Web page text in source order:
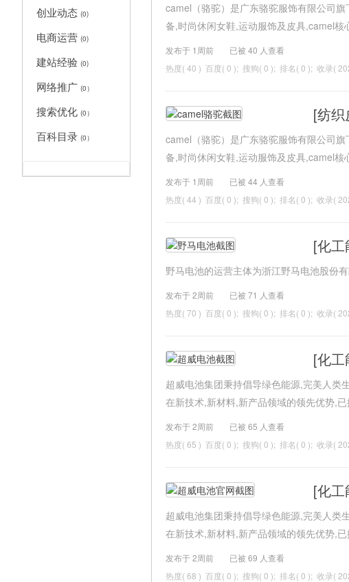
camel（骆驼）是广东骆驼服饰有限公司
备,时尚休闲女鞋,运动服饰及皮具,camel核
发布于 1周前 已被 40 人查看
热度( 40 ) 百度( 0 ); 搜狗( 0 ); 排名( 0 ); 收录(
[纺织
camel（骆驼）是广东骆驼服饰有限公司
备,时尚休闲女鞋,运动服饰及皮具,camel核
发布于 1周前 已被 44 人查看
热度( 44 ) 百度( 0 ); 搜狗( 0 ); 排名( 0 ); 收录(
[化工
野马电池的运营主体为浙江野马电池股份
发布于 2周前 已被 71 人查看
热度( 70 ) 百度( 0 ); 搜狗( 0 ); 排名( 0 ); 收录(
[化工
超威电池集团秉持倡导绿色能源,完美人类
在新技术,新材料,新产品领域的领先优势,
发布于 2周前 已被 65 人查看
热度( 65 ) 百度( 0 ); 搜狗( 0 ); 排名( 0 ); 收录(
[化工
超威电池集团秉持倡导绿色能源,完美人类
在新技术,新材料,新产品领域的领先优势,
发布于 2周前 已被 69 人查看
热度( 68 ) 百度( 0 ); 搜狗( 0 ); 排名( 0 ); 收录(
创业动态 (0)
电商运营 (0)
建站经验 (0)
网络推广 (0）
搜索优化 (0）
百科目录 (0）